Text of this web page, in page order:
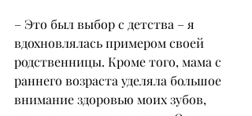
– Это был выбор с детства – я
вдохновлялась примером своей
родственницы. Кроме того, мама с
раннего возраста уделяла большое
внимание здоровью моих зубов,